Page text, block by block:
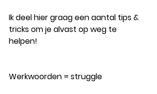
Ik deel hier graag een aantal tips &
tricks om je alvast op weg te
helpen!
Werkwoorden = struggle